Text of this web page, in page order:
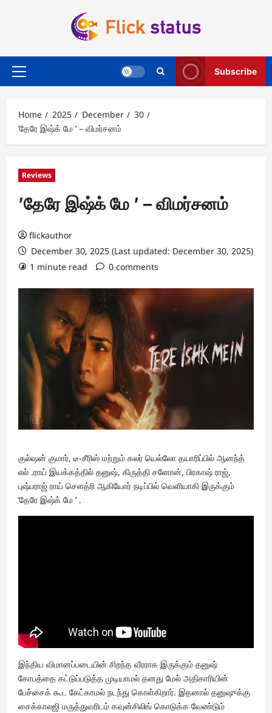
Primary
Subscribe
Home 2025 December
30
’தேரே இஷ்க் மே ’ – விமர்சனம்
Reviews
’தேரே இஷ்க் மே ’ – விமர்சனம்
flickauthor
December 30, 2025 (Last updated: December 30, 2025)
1 minute read
0 comments
குல்ஷன் குமார், டீ-சீரிஸ் மற்றும் கலர் யெல்லோ தயாரிப்பில் ஆனந்த்
எல் .ராய் இயக்கத்தில் தனுஷ், கிருத்தி சனோன், பிரகாஷ் ராஜ்,
புஷ்பராஜ் ராய் செளத்ரி ஆகியோர் நடிப்பில் வெளியாகி இருக்கும்
’தேரே இஷ்க் மே ’ .
இந்திய விமானப்படையின் சிறந்த வீரராக இருக்கும் தனுஷ்
கோபத்தை கட்டுப்படுத்த முடியாமல் தனது மேல் அதிகாரியின்
பேச்சைக் கூட கேட்காமல் நடந்து கொள்கிறார். இதனால் தனுஷுக்கு
சைக்காலஜி மருத்துவரிடம் கவுன்சிலிங் கொடுக்க வேண்டும்